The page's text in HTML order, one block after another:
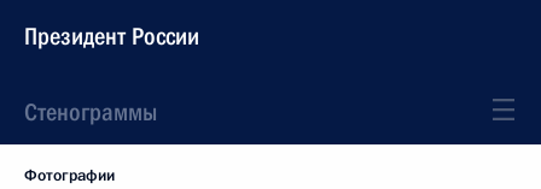
Президент России
Стенограммы
Фотографии